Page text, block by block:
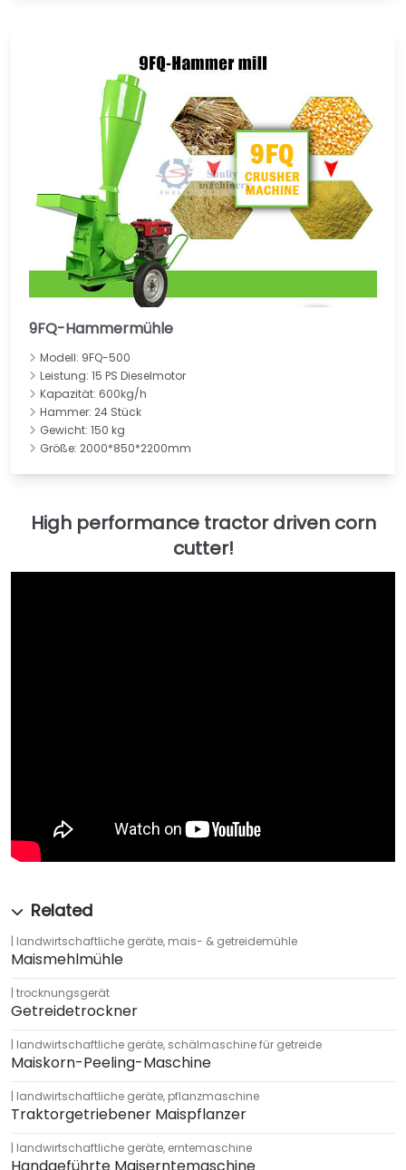
9FQ-Hammermühle
Modell: 9FQ-500
Leistung: 15 PS Dieselmotor
Kapazität: 600kg/h
Hammer: 24 Stück
Gewicht: 150 kg
Größe: 2000*850*2200mm
landwirtschaftliche geräte, mais- & getreidemühle
Maismehlmühle
trocknungsgerät
Getreidetrockner
landwirtschaftliche geräte, schälmaschine für getreide
Maiskorn-Peeling-Maschine
landwirtschaftliche geräte, pflanzmaschine
Traktorgetriebener Maispflanzer
landwirtschaftliche geräte, erntemaschine
Handgeführte Maiserntemaschine